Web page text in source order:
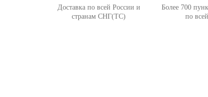
Доставка по всей России и
странам СНГ(ТС)
Более 700
по